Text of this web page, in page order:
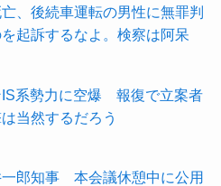
、後続車運転の男性に無罪判
起訴するなよ。検察は阿呆
IS系勢力に空爆 報復で立案者
当然するだろう
一郎知事 本会議休憩中に公用